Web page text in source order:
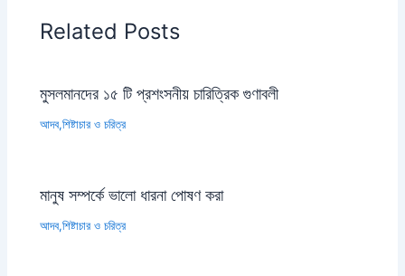
Related Posts
মুসলমানদের ১৫ টি প্রশংসনীয় চারিত্রিক গুণাবলী
আদব,শিষ্টাচার ও চরিত্র
মানুষ সম্পর্কে ভালো ধারনা পোষণ করা
আদব,শিষ্টাচার ও চরিত্র